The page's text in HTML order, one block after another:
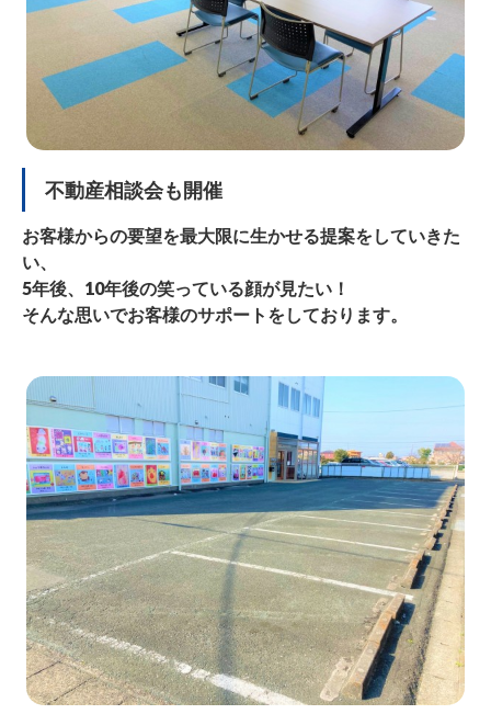
不動産相談会も開催
お客様からの要望を最大限に生かせる提案をしていきた
い、
5年後、10年後の笑っている顔が見たい！
そんな思いでお客様のサポートをしております。